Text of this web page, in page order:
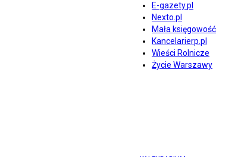
E-gazety.pl
Nexto.pl
Mała księgowość
Kancelarierp.pl
Wieści Rolnicze
Życie Warszawy